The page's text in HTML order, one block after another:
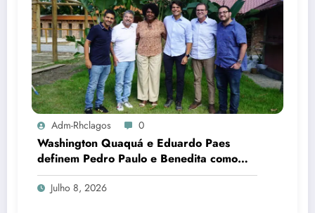
Adm-Rhclagos 0
Washington Quaquá e Eduardo Paes
definem Pedro Paulo e Benedita como
candidatos ao Senado no Rio
Julho 8, 2026